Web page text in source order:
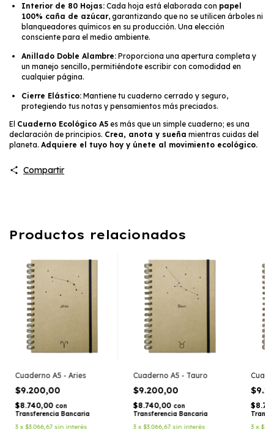
Interior de 80 Hojas: Cada hoja está elaborada con papel
100% caña de azúcar, garantizando que no se utilicen árboles ni
blanqueadores químicos en su producción. Una elección
consciente para el medio ambiente.
Anillado Doble Alambre: Proporciona una apertura completa y
un manejo sencillo, permitiéndote escribir con comodidad en
cualquier página.
Cierre Elástico: Mantiene tu cuaderno cerrado y seguro,
protegiendo tus notas y pensamientos más preciados.
El Cuaderno Ecológico A5 es más que un simple cuaderno; es una
declaración de principios. Crea, anota y sueña mientras cuidas del
planeta. Adquiere el tuyo hoy y únete al movimiento ecológico.
Compartir
Productos relacionados
Cuaderno A5 - Aries
$9.200,00
$8.740,00 con
Transferencia Bancaria
3 x$3.066,67 sin interés
Cuaderno A5 - Tauro
$9.200,00
$8.740,00 con
Transferencia Bancaria
3 x$3.066,67 sin interés
3 x